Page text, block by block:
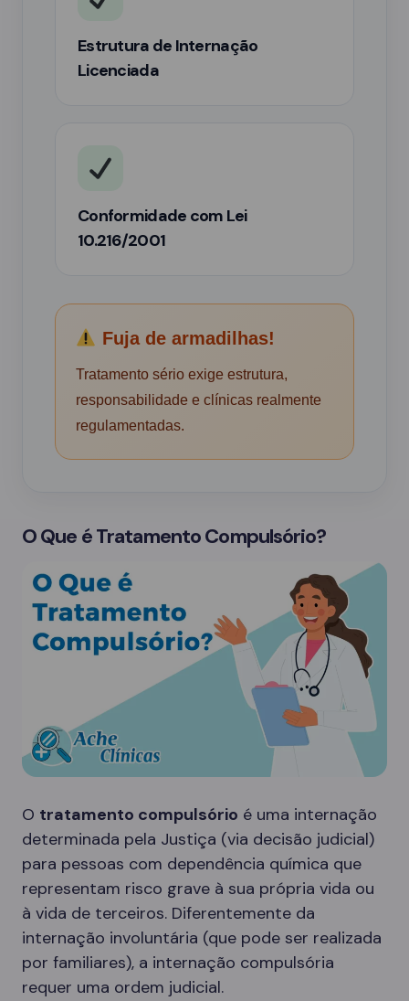
Estrutura de Internação
Licenciada
Conformidade com Lei
10.216/2001
Fuja de armadilhas!
Tratamento sério exige estrutura,
responsabilidade e clínicas realmente
regulamentadas.
O Que é Tratamento Compulsório?
O tratamento compulsório é uma internação
determinada pela Justiça (via decisão judicial)
para pessoas com dependência química que
representam risco grave à sua própria vida ou
à vida de terceiros. Diferentemente da
internação involuntária (que pode ser realizada
por familiares), a internação compulsória
requer uma ordem judicial.